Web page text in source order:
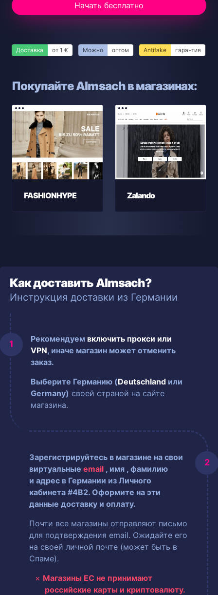
Начать бесплатно
Доставка от 1 € Можно оптом Antifake гарантия
Покупайте Almsach в магазинах:
FASHIONHYPE Zalando
Как доставить Almsach?
Инструкция доставки из Германии
Рекомендуем включить прокси или
VPN, иначе магазин может отменить
заказ.
Выберите Германию (Deutschland или
Germany) своей страной на сайте
магазина.
Зарегистрируйтесь в магазине на свои
виртуальные email , имя , фамилию
и адрес в Германии из Личного
кабинета #4B2. Оформите на эти
данные доставку и оплату.
Почти все магазины отправляют письмо
для подтверждения email. Ожидайте его
на своей личной почте (может быть в
Спаме).
Магазины ЕС не принимают
российские карты и криптовалюту.